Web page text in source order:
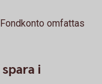
omfattas
i